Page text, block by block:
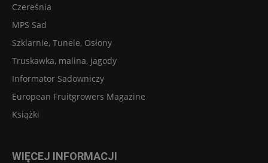
Czereśnia
MPS Sad
Szklarnie, Tunele, Osłony
Truskawka, malina, jagody
Informator Sadowniczy
European Fruitgrowers Magazine
Książki
WIĘCEJ INFORMACJI